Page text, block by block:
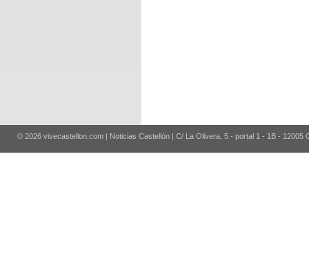
© 2026 vivecastellon.com | Noticias Castellón | C/ La Olivera, 5 - portal 1 - 1B - 12005